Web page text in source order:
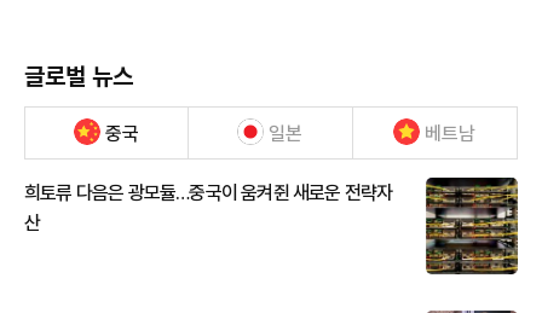
글로벌 뉴스
중국 일본 베트남
희토류 다음은 광모듈…중국이 움켜쥔 새로운 전략자
산